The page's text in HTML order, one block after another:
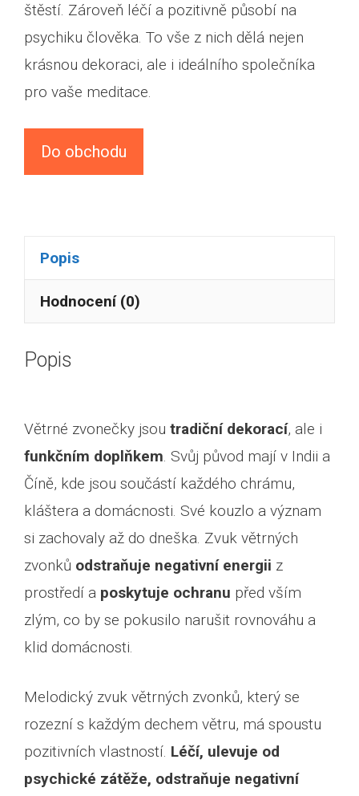
štěstí. Zároveň léčí a pozitivně působí na
psychiku člověka. To vše z nich dělá nejen
krásnou dekoraci, ale i ideálního společníka
pro vaše meditace.
Do obchodu
Popis
Hodnocení (0)
Popis
Větrné zvonečky jsou tradiční dekorací, ale i
funkčním doplňkem. Svůj původ mají v Indii a
Číně, kde jsou součástí každého chrámu,
kláštera a domácnosti. Své kouzlo a význam
si zachovaly až do dneška. Zvuk větrných
zvonků odstraňuje negativní energii z
prostředí a poskytuje ochranu před vším
zlým, co by se pokusilo narušit rovnováhu a
klid domácnosti.
Melodický zvuk větrných zvonků, který se
rozezní s každým dechem větru, má spoustu
pozitivních vlastností. Léčí, ulevuje od
psychické zátěže, odstraňuje negativní